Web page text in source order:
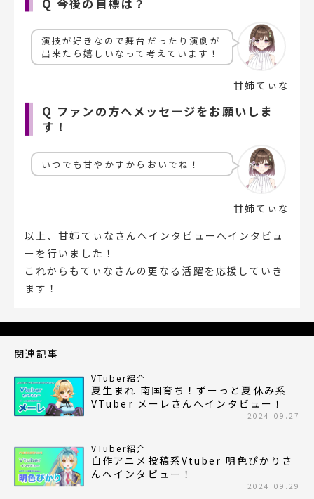
演技が好きなので舞台だったり演劇が
出来たら嬉しいなって考えています！
甘姉てぃな
Q ファンの方へメッセージをお願いしま
す！
いつでも甘やかすからおいでね！
甘姉てぃな
以上、甘姉てぃなさんへインタビューへインタビュ
ーを行いました！
これからもてぃなさんの更なる活躍を応援していき
ます！
関連記事
VTuber紹介
夏生まれ 南国育ち！ずーっと夏休み系
VTuber メーレさんへインタビュー！
2024.09.27
VTuber紹介
自作アニメ投稿系Vtuber 明色ぴかりさ
んへインタビュー！
2024.09.29